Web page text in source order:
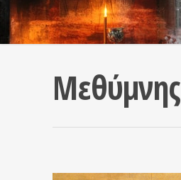
Μεθύμνης